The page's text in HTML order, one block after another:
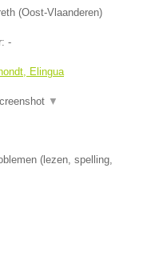
(Oost-Vlaanderen)
-
Elingua
▼
(lezen, spelling,